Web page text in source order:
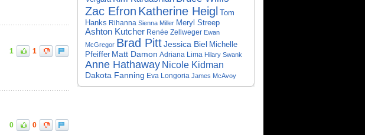
1 1
0 0
Zac Efron Katherine Heigl Tom
Hanks Rihanna Sienna Miller Meryl Streep
Ashton Kutcher Renée Zellweger Ewan
McGregor Brad PittJessica Biel Michelle
Pfeiffer Matt Damon Adriana Lima Hilary Swank
Anne Hathaway Nicole Kidman
Dakota Fanning Eva Longoria James McAvoy